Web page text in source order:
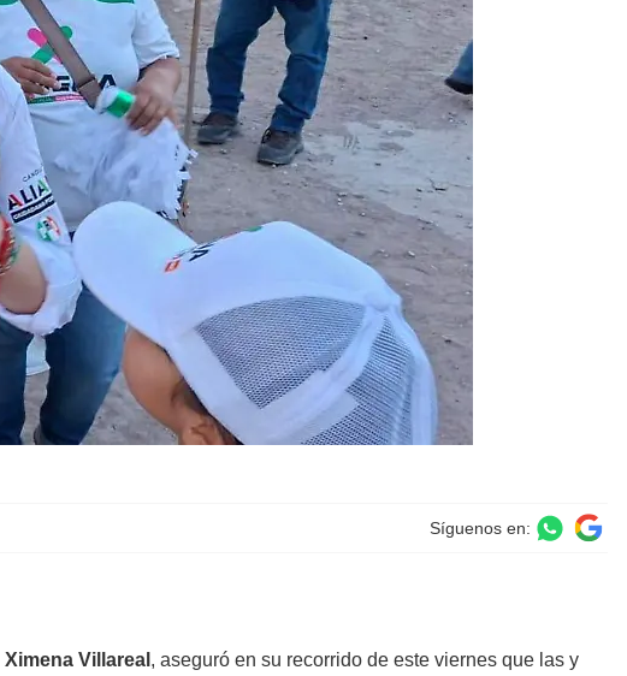
Síguenos en:
Ximena Villareal , aseguró en su recorrido de este viernes que las y